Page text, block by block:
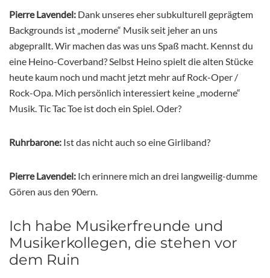
Pierre Lavendel: Dank unseres eher subkulturell geprägtem
Backgrounds ist „moderne“ Musik seit jeher an uns
abgeprallt. Wir machen das was uns Spaß macht. Kennst du
eine Heino-Coverband? Selbst Heino spielt die alten Stücke
heute kaum noch und macht jetzt mehr auf Rock-Oper /
Rock-Opa. Mich persönlich interessiert keine „moderne“
Musik. Tic Tac Toe ist doch ein Spiel. Oder?
Ruhrbarone: Ist das nicht auch so eine Girliband?
Pierre Lavendel: Ich erinnere mich an drei langweilig-dumme
Gören aus den 90ern.
Ich habe Musikerfreunde und
Musikerkollegen, die stehen vor
dem Ruin